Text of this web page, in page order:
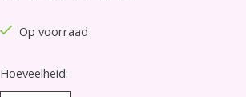
Op voorraad
Hoeveelheid: